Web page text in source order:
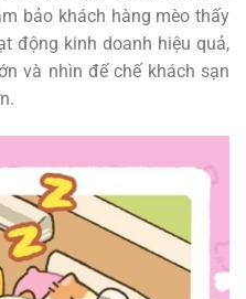
bảo khách hàng mèo thấy
động kinh doanh hiệu quả,
và nhìn đế chế khách sạn